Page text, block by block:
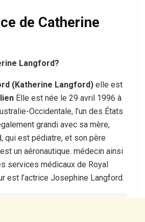
de Catherine
Langford?
(Katherine Langford) elle est
Elle est née le 29 avril 1996 à
Occidentale, l’un des États
grandi avec sa mère,
qui est pédiatre, et son père
un aéronautique. médecin ainsi
services médicaux de Royal
est l’actrice Josephine Langford.